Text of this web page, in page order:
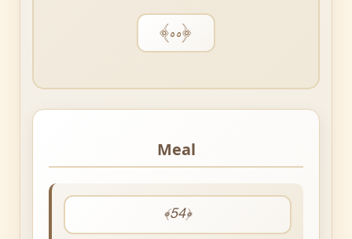
﴿٥٥﴾
Meal
﴾54﴿